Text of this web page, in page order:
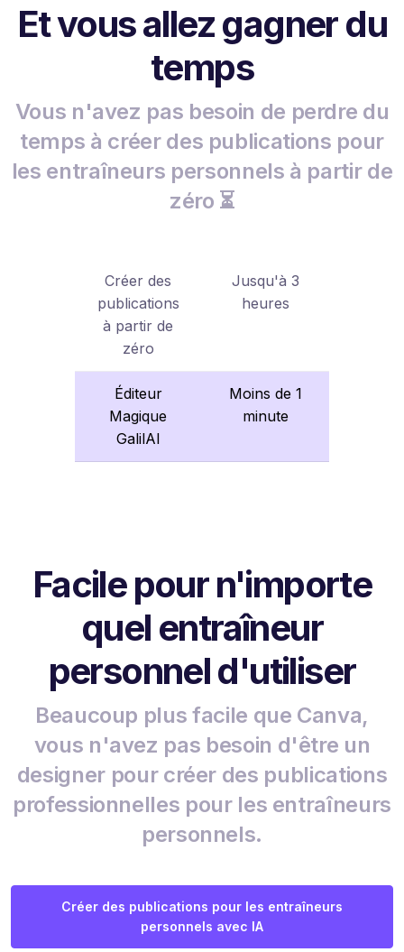
Et vous allez gagner du
temps
Vous n'avez pas besoin de perdre du
temps à créer des publications pour
les entraîneurs personnels à partir de
zéro ⏳
Créer des
publications
à partir de
zéro
Jusqu'à 3
heures
Éditeur
Magique
GalilAI
Moins de 1
minute
Facile pour n'importe
quel entraîneur
personnel d'utiliser
Beaucoup plus facile que Canva,
vous n'avez pas besoin d'être un
designer pour créer des publications
professionnelles pour les entraîneurs
personnels.
Créer des publications pour les entraîneurs
personnels avec IA